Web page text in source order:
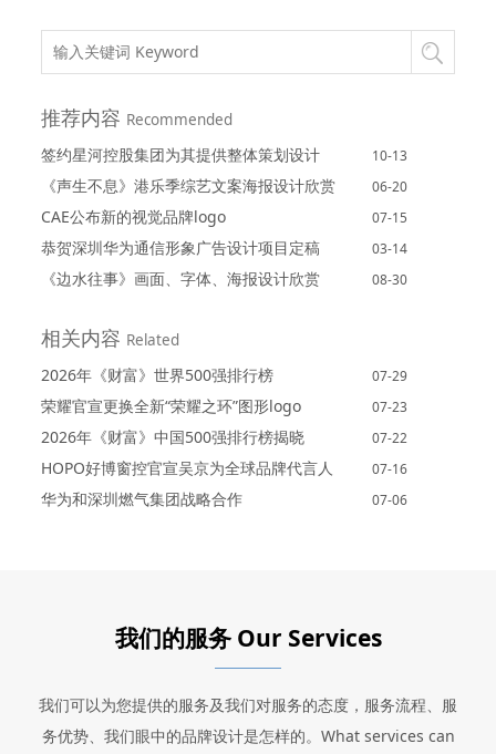
推荐内容 Recommended
签约星河控股集团为其提供整体策划设计 10-13
《声生不息》港乐季综艺文案海报设计欣赏 06-20
CAE公布新的视觉品牌logo 07-15
恭贺深圳华为通信形象广告设计项目定稿 03-14
《边水往事》画面、字体、海报设计欣赏 08-30
相关内容 Related
2026年《财富》世界500强排行榜 07-29
荣耀官宣更换全新“荣耀之环”图形logo 07-23
2026年《财富》中国500强排行榜揭晓 07-22
HOPO好博窗控官宣吴京为全球品牌代言人 07-16
华为和深圳燃气集团战略合作 07-06
我们的服务 Our Services
我们可以为您提供的服务及我们对服务的态度，服务流程、服
务优势、我们眼中的品牌设计是怎样的。What services can